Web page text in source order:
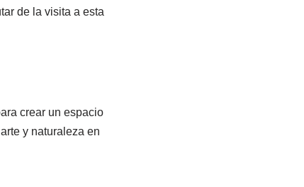
de la visita a esta
crear un espacio
y naturaleza en